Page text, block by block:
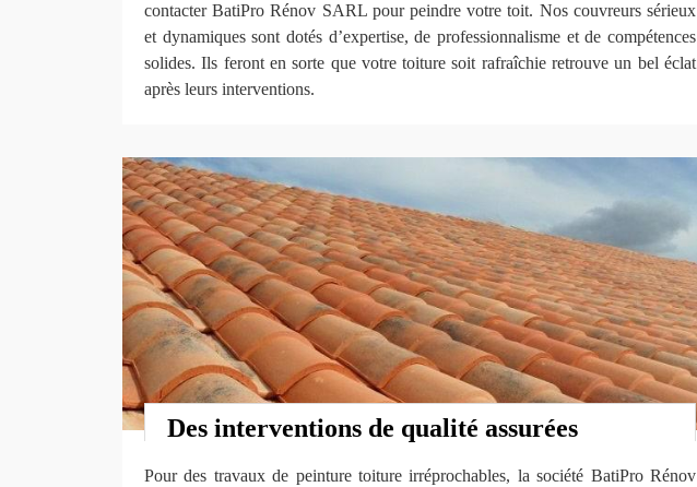
contacter BatiPro Rénov SARL pour peindre votre toit. Nos couvreurs sérieux
et dynamiques sont dotés d’expertise, de professionnalisme et de compétences
solides. Ils feront en sorte que votre toiture soit rafraîchie retrouve un bel éclat
après leurs interventions.
Des interventions de qualité assurées
Pour des travaux de peinture toiture irréprochables, la société BatiPro Rénov